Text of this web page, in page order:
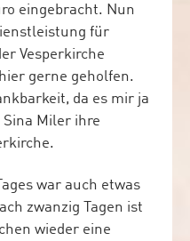
eingebracht. Nun
für
Vesperkirche
gerne geholfen.
da es mir ja
Sina Miler ihre
war auch etwas
zwanzig Tagen ist
wieder eine